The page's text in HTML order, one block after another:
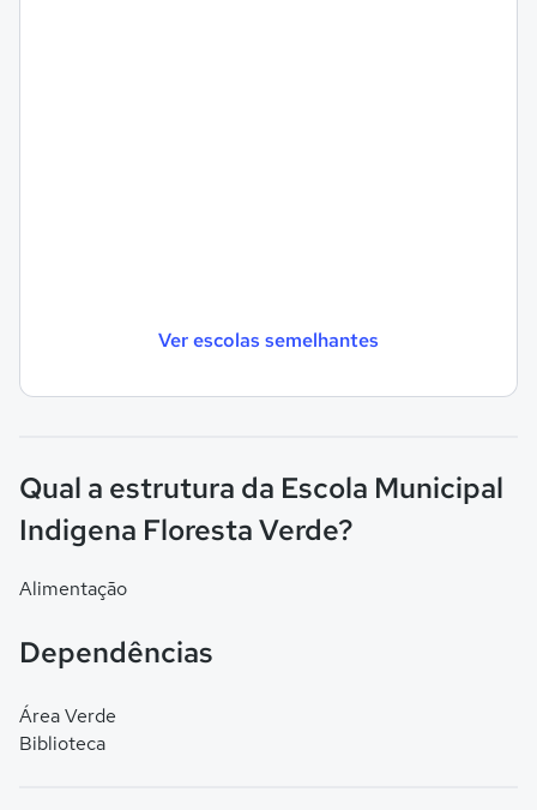
Ver escolas semelhantes
Qual a estrutura da Escola Municipal
Indigena Floresta Verde?
Alimentação
Dependências
Área Verde
Biblioteca